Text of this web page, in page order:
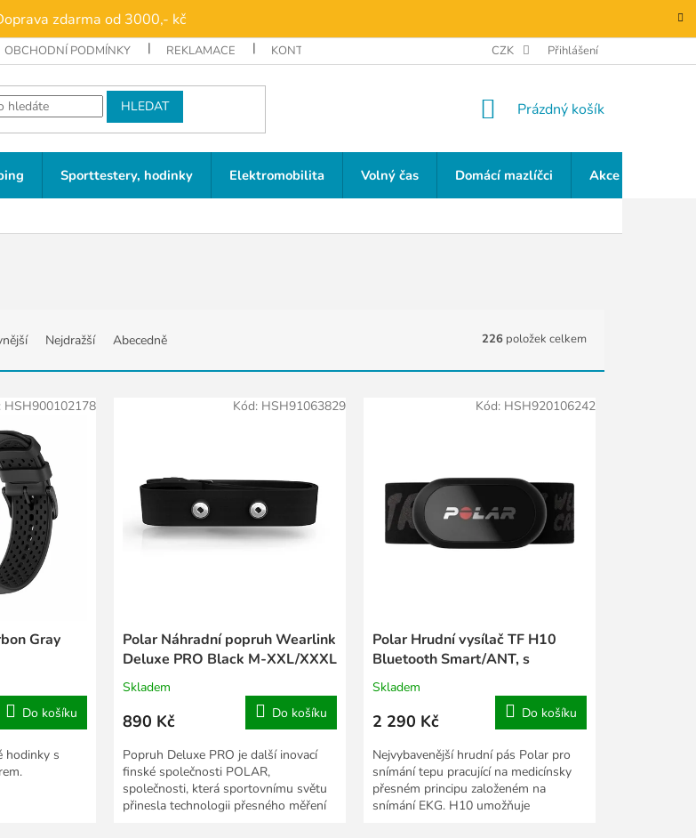
zdarma od 3000,- kč
OBCHODNÍ PODMÍNKY REKLAMACE KONTAKTY CZK Přihlášení
HLEDAT
NÁKUPNÍ
Prázdný košík
Sporttestery, hodinky Elektromobilita Volný čas Domácí mazlíčci Akce a slevy
Nejdražší Abecedně 226 položek celkem
Gray
Do košíku
hodinky s
HSH900102178
Polar Náhradní popruh Wearlink
Deluxe PRO Black M-XXL/XXXL
Skladem
890 Kč Do košíku
Popruh Deluxe PRO je další inovací
finské společnosti POLAR,
společnosti, která sportovnímu světu
přinesla technologii přesného měření
Kód: HSH91063829
Polar Hrudní vysílač TF H10
Bluetooth Smart/ANT, s
popruhem Black Crush, M-XXL
Skladem
2 290 Kč Do košíku
Nejvybavenější hrudní pás Polar pro
snímání tepu pracující na medicínsky
přesném principu založeném na
snímání EKG. H10 umožňuje
Kód: HSH920106242